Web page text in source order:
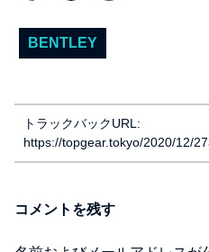
BENTLEY
トラックバックURL:
https://topgear.tokyo/2020/12/
コメントを残す